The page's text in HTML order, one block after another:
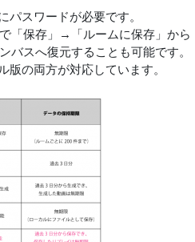
スワードが必要です。
「保存」→「ルームに保存」か
バスへ復元することも可能です。
の両方が対応しています。